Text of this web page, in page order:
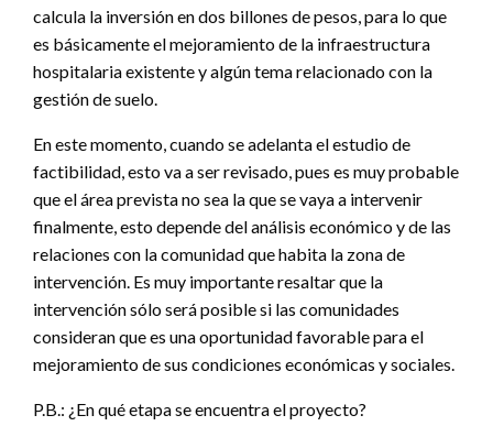
calcula la inversión en dos billones de pesos, para lo que
es básicamente el mejoramiento de la infraestructura
hospitalaria existente y algún tema relacionado con la
gestión de suelo.
En este momento, cuando se adelanta el estudio de
factibilidad, esto va a ser revisado, pues es muy probable
que el área prevista no sea la que se vaya a intervenir
finalmente, esto depende del análisis económico y de las
relaciones con la comunidad que habita la zona de
intervención. Es muy importante resaltar que la
intervención sólo será posible si las comunidades
consideran que es una oportunidad favorable para el
mejoramiento de sus condiciones económicas y sociales.
P.B.: ¿En qué etapa se encuentra el proyecto?